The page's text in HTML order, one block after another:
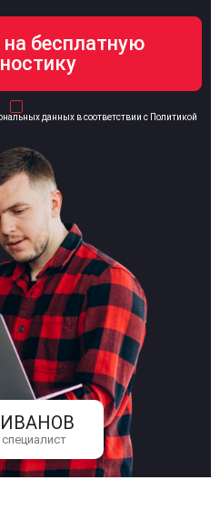
данных в соответствии с Политикой